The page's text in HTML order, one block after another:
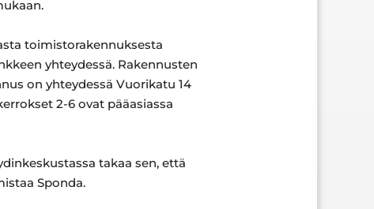
toimistorakennuksesta
yhteydessä. Rakennusten
on yhteydessä Vuorikatu 14
2-6 ovat pääasiassa
takaa sen, että
Sponda.